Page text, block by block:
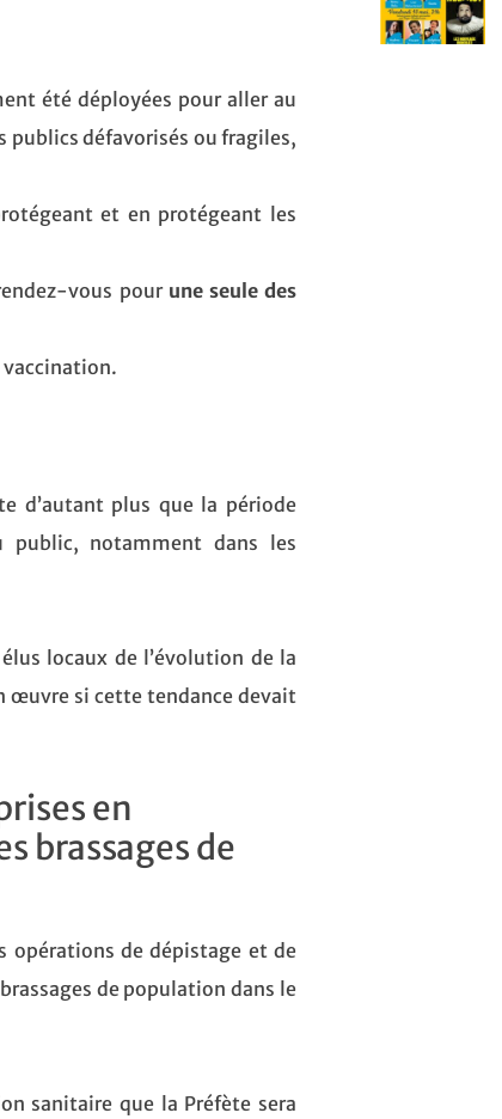
été déployées pour aller au
publics défavorisés ou fragiles,
et en protégeant les
vous pour une seule des
d’autant plus que la période
public, notamment dans les
locaux de l’évolution de la
œuvre si cette tendance devait
en
brassages de
opérations de dépistage et de
de population dans le
sanitaire que la Préfète sera